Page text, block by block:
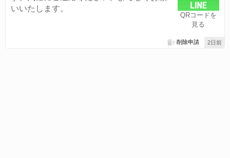
QRコードを
見る
いいたします。
2日前
削除申請